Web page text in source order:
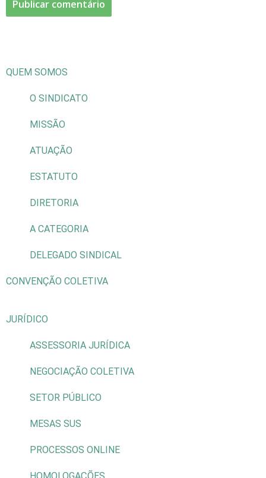
QUEM SOMOS
O SINDICATO
MISSÃO
ATUAÇÃO
ESTATUTO
DIRETORIA
A CATEGORIA
DELEGADO SINDICAL
CONVENÇÃO COLETIVA
JURÍDICO
ASSESSORIA JURÍDICA
NEGOCIAÇÃO COLETIVA
SETOR PÚBLICO
MESAS SUS
PROCESSOS ONLINE